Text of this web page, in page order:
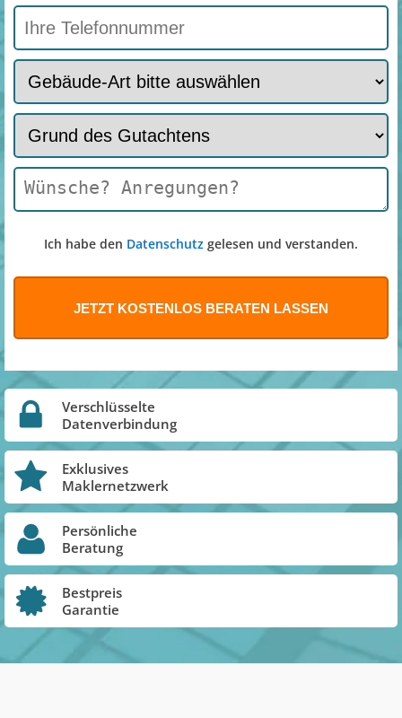
Ich habe den Datenschutz gelesen und verstanden.
Verschlüsselte
Datenverbindung
Exklusives
Maklernetzwerk
Persönliche
Beratung
Bestpreis
Garantie